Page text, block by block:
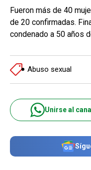
Fueron más de 40
de 20 confirmadas.
condenado a 50 años
Abuso sexual
Unirse al